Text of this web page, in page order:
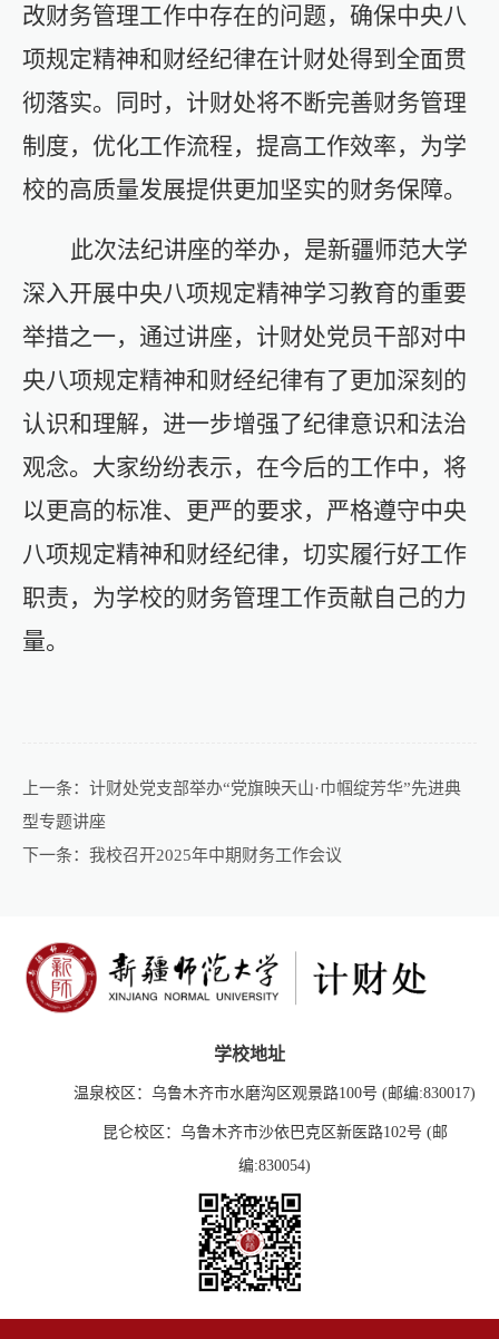
改财务管理工作中存在的问题，确保中央八
项规定精神和财经纪律在计财处得到全面贯
彻落实。同时，计财处将不断完善财务管理
制度，优化工作流程，提高工作效率，为学
校的高质量发展提供更加坚实的财务保障。
此次法纪讲座的举办，是新疆师范大学
深入开展中央八项规定精神学习教育的重要
举措之一， 通过讲座，计财处党员干部对中
央八项规定精神和财经纪律有了更加深刻的
认识和理解，进一步增强了纪律意识和法治
观念。大家纷纷表示，在今后的工作中，将
以更高的标准、更严的要求，严格遵守中央
八项规定精神和财经纪律，切实履行好工作
职责，为学校的财务管理工作贡献自己的力
量。
上一条： 计财处党支部举办“党旗映天山·巾帼绽芳华”先进典
型专题讲座
下一条： 我校召开2025年中期财务工作会议
学校地址
温泉校区：乌鲁木齐市水磨沟区观景路100号 (邮编:830017)
昆仑校区：乌鲁木齐市沙依巴克区新医路102号 (邮
编:830054)